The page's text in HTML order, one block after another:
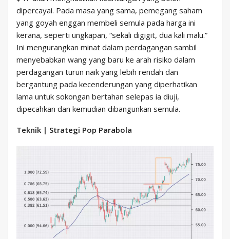
dipercayai. Pada masa yang sama, pemegang saham
yang goyah enggan membeli semula pada harga ini
kerana, seperti ungkapan, “sekali digigit, dua kali malu.”
Ini mengurangkan minat dalam perdagangan sambil
menyebabkan wang yang baru ke arah risiko dalam
perdagangan turun naik yang lebih rendah dan
bergantung pada kecenderungan yang diperhatikan
lama untuk sokongan bertahan selepas ia diuji,
dipecahkan dan kemudian dibangunkan semula.
Teknik | Strategi Pop Parabola